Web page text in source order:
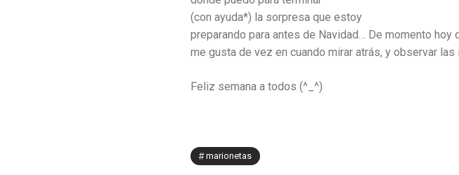
(con ayuda*) la sorpresa que estoy
preparando para antes de Navidad… De momento
me gusta de vez en cuando mirar atrás, y observar
Feliz semana a todos (^_^)
marionetas